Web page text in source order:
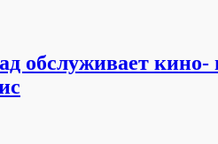
обслуживает кино-